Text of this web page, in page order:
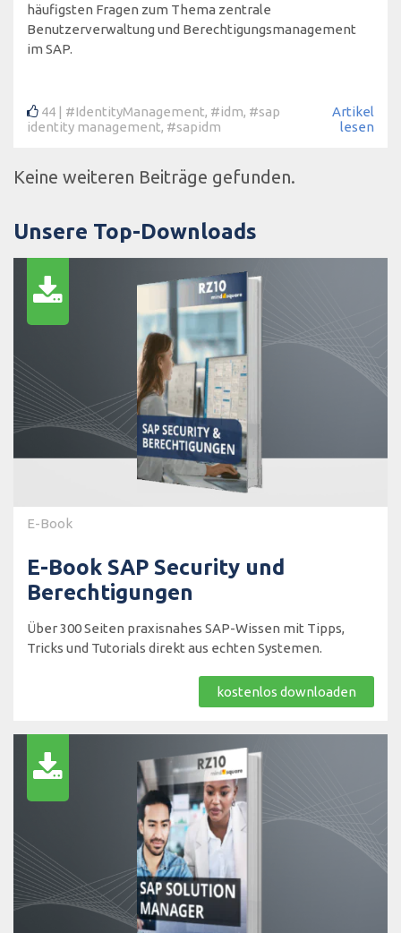
häufigsten Fragen zum Thema zentrale
Benutzerverwaltung und Berechtigungsmanagement
im SAP.
44 #IdentityManagement, #idm, #sap
identity management, #sapidm
Artikel
lesen
Keine weiteren Beiträge gefunden.
Unsere Top-Downloads
E-Book
E-Book SAP Security und
Berechtigungen
Über 300 Seiten praxisnahes SAP-Wissen mit Tipps,
Tricks und Tutorials direkt aus echten Systemen.
kostenlos downloaden